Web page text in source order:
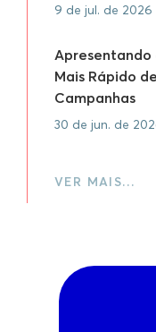
9 de jul. de 2026
Apresentando
Mais Rápido
Campanhas
30 de jun. de
VER MAIS…